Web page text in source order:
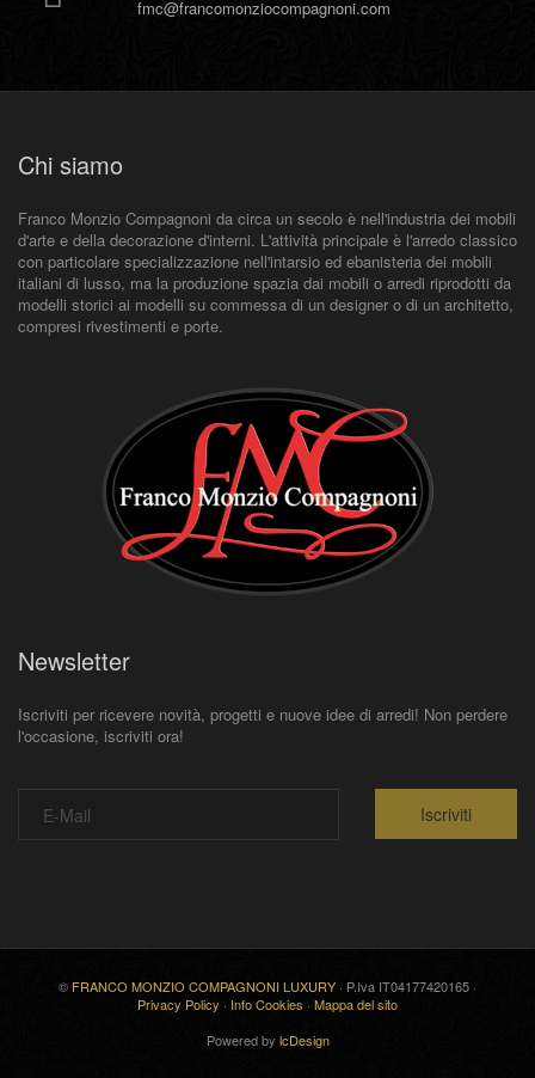
fmc@francomonziocompagnoni.com
Chi siamo
Franco Monzio Compagnoni da circa un secolo è nell'industria dei mobili
d'arte e della decorazione d'interni. L'attività principale è l'arredo classico
con particolare specializzazione nell'intarsio ed ebanisteria dei mobili
italiani di lusso, ma la produzione spazia dai mobili o arredi riprodotti da
modelli storici ai modelli su commessa di un designer o di un architetto,
compresi rivestimenti e porte.
Newsletter
Iscriviti per ricevere novità, progetti e nuove idee di arredi! Non perdere
l'occasione, iscriviti ora!
Iscriviti
© FRANCO MONZIO COMPAGNONI LUXURY · P.Iva IT04177420165 ·
Privacy Policy · Info Cookies · Mappa del sito
Powered by lcDesign